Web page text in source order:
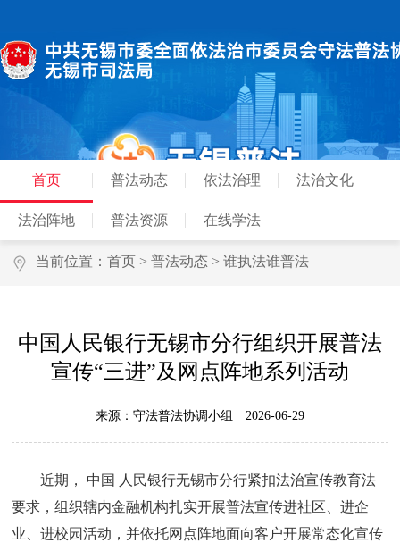
首页 普法动态 依法治理 法治文化
法治阵地 普法资源 在线学法
当前位置： 首页 > 普法动态 > 谁执法谁普法
中国人民银行无锡市分行组织开展普法
宣传“三进”及网点阵地系列活动
来源：守法普法协调小组 2026-06-29
近期， 中国 人民银行无锡市分行紧扣法治宣传教育法
要求，组织辖内金融机构扎实开展普法宣传进社区、进企
业、进校园活动，并依托网点阵地面向客户开展常态化宣传